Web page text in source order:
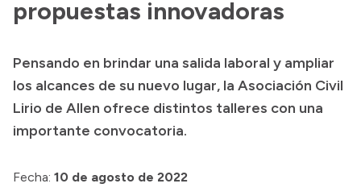
Licitaciones
Consulta de expedientes
propuestas innovadoras
Pensando en brindar una salida laboral y ampliar
los alcances de su nuevo lugar, la Asociación Civil
Lirio de Allen ofrece distintos talleres con una
importante convocatoria.
Fecha: 10 de agosto de 2022